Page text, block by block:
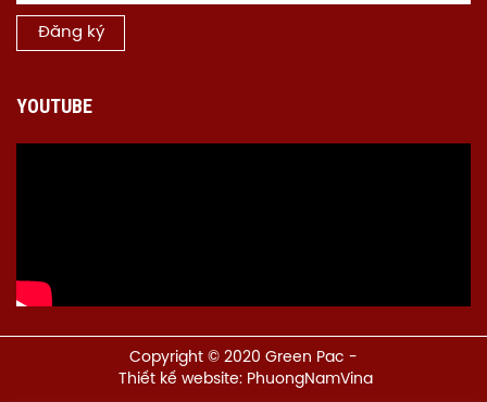
Đăng ký
YOUTUBE
Copyright © 2020 Green Pac -
Thiết kế website: PhuongNamVina